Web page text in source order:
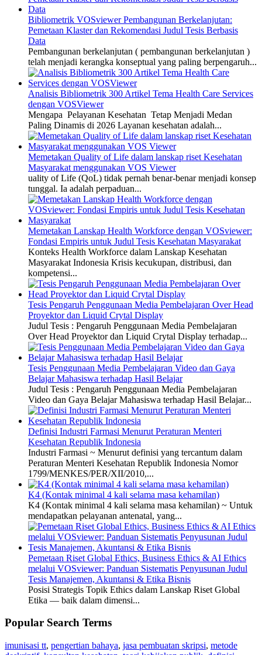
Bibliometrik VOSviewer Pembangunan Berkelanjutan:
Pemetaan Klaster dan Rekomendasi Judul Tesis Berbasis
Data
Pembangunan berkelanjutan ( pembangunan berkelanjutan )
telah menjadi kerangka konseptual yang paling berpengaruh...
Analisis Bibliometrik 300 Artikel Tema Health Care Services
dengan VOSViewer
Mengapa Pelayanan Kesehatan Tetap Menjadi Medan
Paling Dinamis di 2026 Layanan kesehatan adalah...
Memetakan Quality of Life dalam lanskap riset Kesehatan
Masyarakat menggunakan VOS Viewer
uality of Life (QoL) tidak pernah benar-benar menjadi konsep
tunggal. Ia adalah perpaduan...
Memetakan Lanskap Health Workforce dengan VOSviewer:
Fondasi Empiris untuk Judul Tesis Kesehatan Masyarakat
Konteks Health Workforce dalam Lanskap Kesehatan
Masyarakat Indonesia Krisis kecukupan, distribusi, dan
kompetensi...
Tesis Pengaruh Penggunaan Media Pembelajaran Over Head
Proyektor dan Liquid Crytal Display
Judul Tesis : Pengaruh Penggunaan Media Pembelajaran
Over Head Proyektor dan Liquid Crytal Display terhadap...
Tesis Penggunaan Media Pembelajaran Video dan Gaya
Belajar Mahasiswa terhadap Hasil Belajar
Judul Tesis : Pengaruh Penggunaan Media Pembelajaran
Video dan Gaya Belajar Mahasiswa terhadap Hasil Belajar...
Definisi Industri Farmasi Menurut Peraturan Menteri
Kesehatan Republik Indonesia
Industri Farmasi ~ Menurut definisi yang tercantum dalam
Peraturan Menteri Kesehatan Republik Indonesia Nomor
1799/MENKES/PER/XII/2010,...
K4 (Kontak minimal 4 kali selama masa kehamilan)
K4 (Kontak minimal 4 kali selama masa kehamilan) ~ Untuk
mendapatkan pelayanan antenatal, yang...
Pemetaan Riset Global Ethics, Business Ethics & AI Ethics
melalui VOSviewer: Panduan Sistematis Penyusunan Judul
Tesis Manajemen, Akuntansi & Etika Bisnis
Posisi Strategis Topik Ethics dalam Lanskap Riset Global
Etika — baik dalam dimensi...
Popular Search Terms
imunisasi tt, pengertian bahaya, jasa pembuatan skripsi, metode